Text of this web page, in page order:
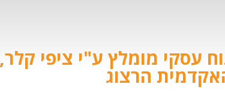
עסקי מומלץ ע"י ציפי קלר,
הרצוג